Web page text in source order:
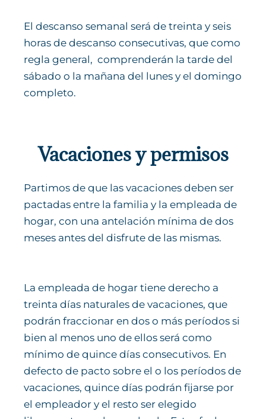
El descanso semanal será de treinta y seis
horas de descanso consecutivas, que como
regla general, comprenderán la tarde del
sábado o la mañana del lunes y el domingo
completo.
Vacaciones y permisos
Partimos de que las vacaciones deben ser
pactadas entre la familia y la empleada de
hogar, con una antelación mínima de dos
meses antes del disfrute de las mismas.
La empleada de hogar tiene derecho a
treinta días naturales de vacaciones, que
podrán fraccionar en dos o más períodos si
bien al menos uno de ellos será como
mínimo de quince días consecutivos. En
defecto de pacto sobre el o los períodos de
vacaciones, quince días podrán fijarse por
el empleador y el resto ser elegido